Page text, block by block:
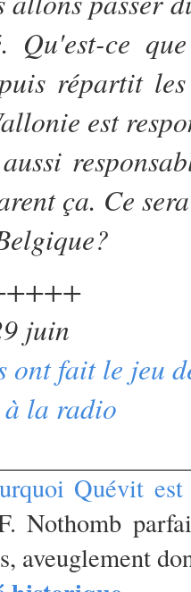
Qu'est-ce
répartit
est
ça. Ce
juin
ont fait le jeu
la radio
Quévit est
Nothomb
aveuglement